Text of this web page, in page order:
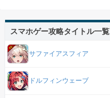
スマホゲー攻略タイトル一覧
サファイアスフィア
ドルフィンウェーブ